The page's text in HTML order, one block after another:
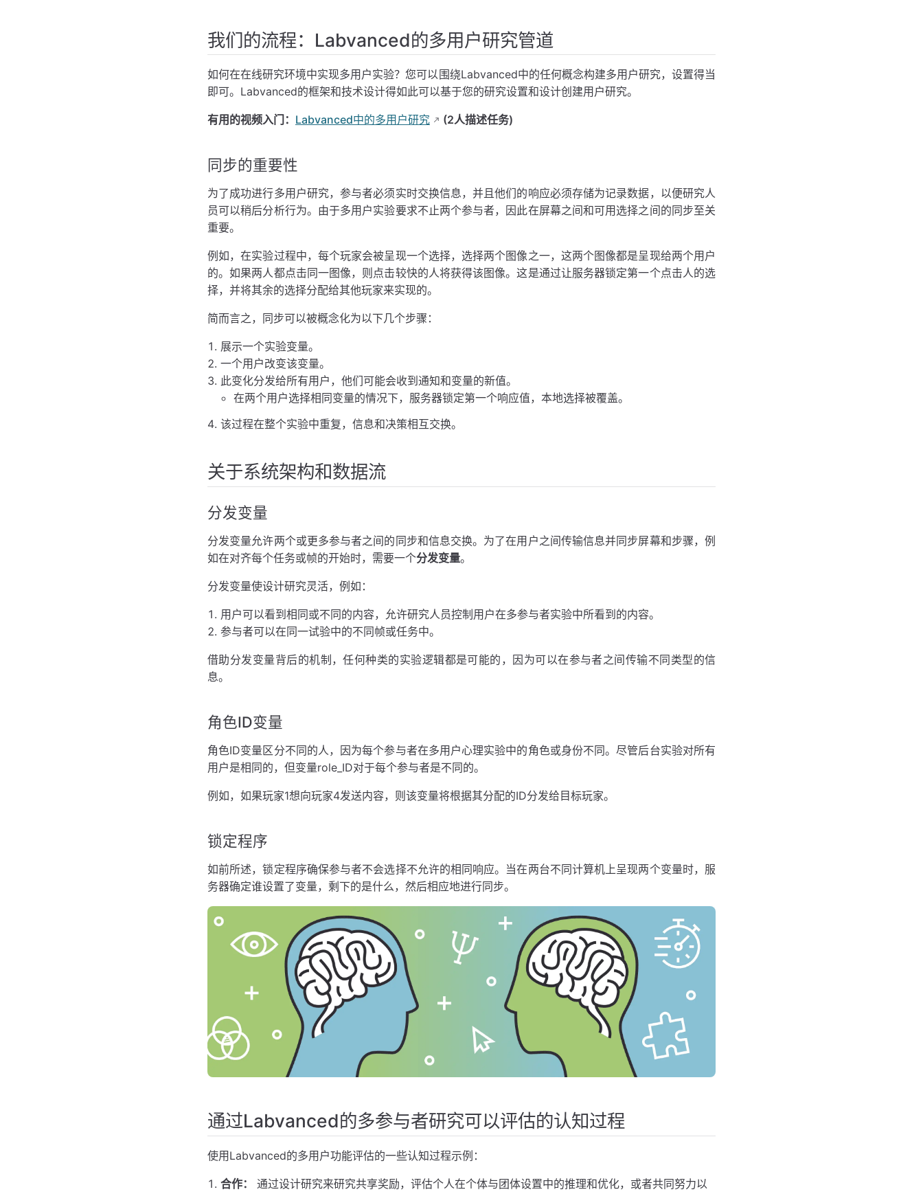
我们的流程：Labvanced的多用户研究管道
如何在在线研究环境中实现多用户实验？您可以围绕Labvanced中的任何概念构建多用户研究，设置得当
即可。Labvanced的框架和技术设计得如此可以基于您的研究设置和设计创建用户研究。
有用的视频入门： Labvanced中的多用户研究 (2人描述任务)
同步的重要性
为了成功进行多用户研究，参与者必须实时交换信息，并且他们的响应必须存储为记录数据，以便研究人
员可以稍后分析行为。由于多用户实验要求不止两个参与者，因此在屏幕之间和可用选择之间的同步至关
重要。
例如，在实验过程中，每个玩家会被呈现一个选择，选择两个图像之一，这两个图像都是呈现给两个用户
的。如果两人都点击同一图像，则点击较快的人将获得该图像。这是通过让服务器锁定第一个点击人的选
择，并将其余的选择分配给其他玩家来实现的。
简而言之，同步可以被概念化为以下几个步骤：
展示一个实验变量。
一个用户改变该变量。
此变化分发给所有用户，他们可能会收到通知和变量的新值。
在两个用户选择相同变量的情况下，服务器锁定第一个响应值，本地选择被覆盖。
该过程在整个实验中重复，信息和决策相互交换。
关于系统架构和数据流
分发变量
分发变量允许两个或更多参与者之间的同步和信息交换。为了在用户之间传输信息并同步屏幕和步骤，例
如在对齐每个任务或帧的开始时，需要一个分发变量。
分发变量使设计研究灵活，例如：
用户可以看到相同或不同的内容，允许研究人员控制用户在多参与者实验中所看到的内容。
参与者可以在同一试验中的不同帧或任务中。
借助分发变量背后的机制，任何种类的实验逻辑都是可能的，因为可以在参与者之间传输不同类型的信
息。
角色ID变量
角色ID变量区分不同的人，因为每个参与者在多用户心理实验中的角色或身份不同。尽管后台实验对所有
用户是相同的，但变量role_ID对于每个参与者是不同的。
例如，如果玩家1想向玩家4发送内容，则该变量将根据其分配的ID分发给目标玩家。
锁定程序
如前所述，锁定程序确保参与者不会选择不允许的相同响应。当在两台不同计算机上呈现两个变量时，服
务器确定谁设置了变量，剩下的是什么，然后相应地进行同步。
通过Labvanced的多参与者研究可以评估的认知过程
使用Labvanced的多用户功能评估的一些认知过程示例：
合作：
通过设计研究来研究共享奖励，评估个人在个体与团体设置中的推理和优化，或者共同努力以